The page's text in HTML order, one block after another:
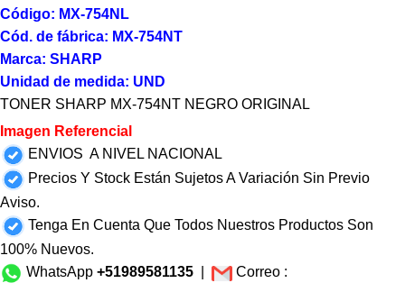
Código: MX-754NL
Cód. de fábrica: MX-754NT
Marca: SHARP
Unidad de medida: UND
TONER SHARP MX-754NT NEGRO ORIGINAL
Imagen Referencial
ENVIOS A NIVEL NACIONAL
Precios Y Stock Están Sujetos A Variación Sin Previo
Aviso.
Tenga En Cuenta Que Todos Nuestros Productos Son
100% Nuevos.
WhatsApp +51989581135
Correo :